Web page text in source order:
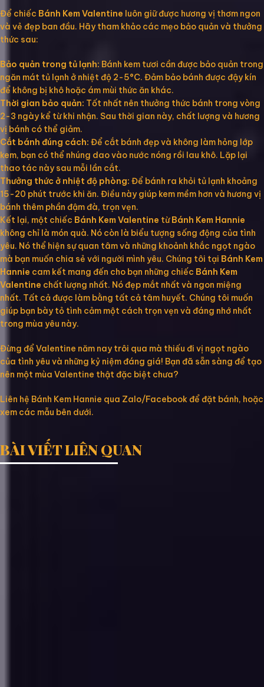
Để chiếc Bánh Kem Valentine luôn giữ được hương vị thơm ngon
và vẻ đẹp ban đầu. Hãy tham khảo các mẹo bảo quản và thưởng
thức sau:
Bảo quản trong tủ lạnh: Bánh kem tươi cần được bảo quản trong
ngăn mát tủ lạnh ở nhiệt độ 2-5°C. Đảm bảo bánh được đậy kín
để không bị khô hoặc ám mùi thức ăn khác.
Thời gian bảo quản: Tốt nhất nên thưởng thức bánh trong vòng
2-3 ngày kể từ khi nhận. Sau thời gian này, chất lượng và hương
vị bánh có thể giảm.
Cắt bánh đúng cách: Để cắt bánh đẹp và không làm hỏng lớp
kem, bạn có thể nhúng dao vào nước nóng rồi lau khô. Lặp lại
thao tác này sau mỗi lần cắt.
Thưởng thức ở nhiệt độ phòng: Để bánh ra khỏi tủ lạnh khoảng
15-20 phút trước khi ăn. Điều này giúp kem mềm hơn và hương vị
bánh thêm phần đậm đà, trọn vẹn.
Kết lại, một chiếc Bánh Kem Valentine từBánh Kem Hannie
không chỉ là món quà. Nó còn là biểu tượng sống động của tình
yêu. Nó thể hiện sự quan tâm và những khoảnh khắc ngọt ngào
mà bạn muốn chia sẻ với người mình yêu. Chúng tôi tại Bánh Kem
Hannie cam kết mang đến cho bạn những chiếc Bánh Kem
Valentine chất lượng nhất. Nó đẹp mắt nhất và ngon miệng
nhất. Tất cả được làm bằng tất cả tâm huyết. Chúng tôi muốn
giúp bạn bày tỏ tình cảm một cách trọn vẹn và đáng nhớ nhất
trong mùa yêu này.
Đừng để Valentine năm nay trôi qua mà thiếu đi vị ngọt ngào
của tình yêu và những kỷ niệm đáng giá! Bạn đã sẵn sàng để tạo
nên một mùa Valentine thật đặc biệt chưa?
Liên hệ Bánh Kem Hannie qua Zalo/Facebook để đặt bánh, hoặc
xem các mẫu bên dưới.
BÀI VIẾT LIÊN QUAN